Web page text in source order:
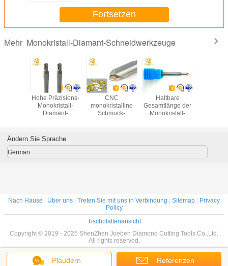
Fortsetzen
Mehr Monokristall-Diamant-Schneidwerkzeuge
Hohe Präzisions-
Monokristall-
Diamant-
Diamant-Fräser
CNC
monokristalline
Schmuck-
Haltbare
Gesamtlänge der
Monokristall-
Plaudern Referenzen
Ändern Sie Sprache
German
Nach Hause | Über uns | Treten Sie mit uns in Verbindung | Sitemap | Privacy
Policy
Tischplattenansicht
Copyright © 2019 - 2025 ShenZhen Joeben Diamond Cutting Tools Co,.Ltd.
All rights reserved.